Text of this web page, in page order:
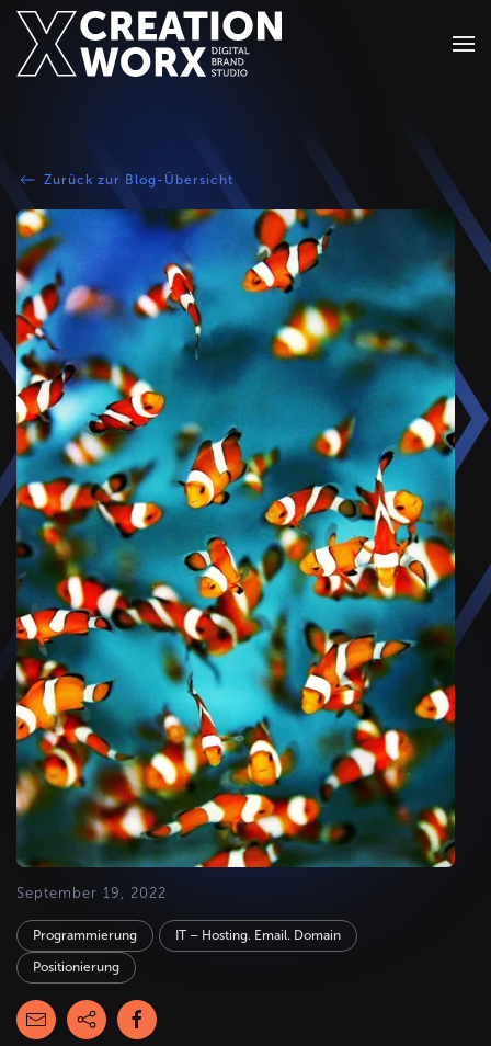
Zum Hauptinhalt springen
Zurück zur Blog-Übersicht
September 19, 2022
Programmierung IT – Hosting. Email. Domain
Positionierung